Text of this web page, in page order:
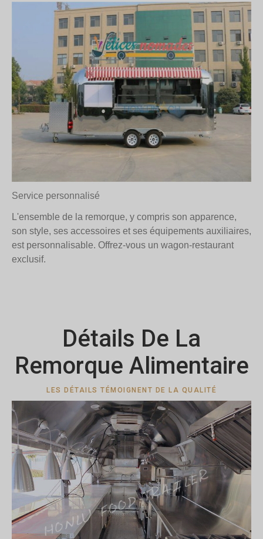
Service personnalisé
L'ensemble de la remorque, y compris son apparence,
son style, ses accessoires et ses équipements auxiliaires,
est personnalisable. Offrez-vous un wagon-restaurant
exclusif.
Détails De La
Remorque Alimentaire
LES DÉTAILS TÉMOIGNENT DE LA QUALITÉ